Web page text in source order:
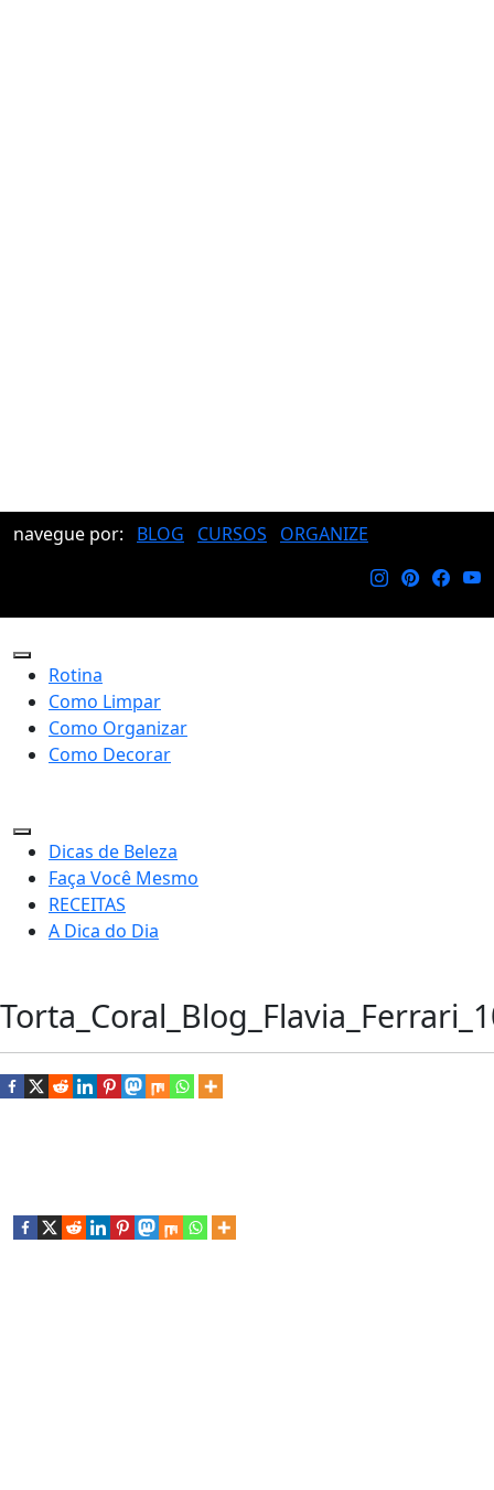
navegue por: BLOG CURSOS ORGANIZE
Rotina
Como Limpar
Como Organizar
Como Decorar
Dicas de Beleza
Faça Você Mesmo
RECEITAS
A Dica do Dia